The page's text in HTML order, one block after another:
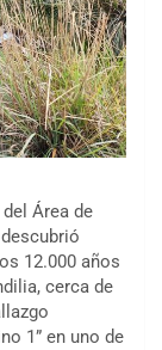
Área de
12.000 años
cerca de
1” en uno de